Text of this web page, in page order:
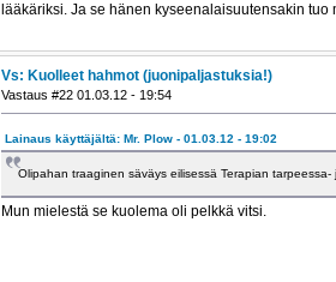
lääkäriksi. Ja se hänen kyseenalaisuutensakin
Vs: Kuolleet hahmot (juonipaljastuksia!)
Vastaus #22 01.03.12 - 19:54
Lainaus käyttäjältä: Mr. Plow - 01.03.12 - 19:02
Olipahan traaginen säväys eilisessä Terapian tarpeessa-
Mun mielestä se kuolema oli pelkkä vitsi.